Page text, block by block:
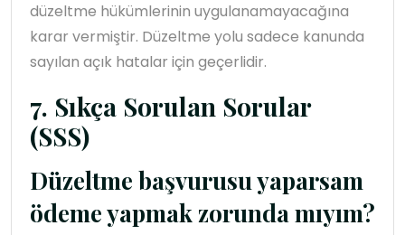
düzeltme hükümlerinin uygulanamayacağına
karar vermiştir. Düzeltme yolu sadece kanunda
sayılan açık hatalar için geçerlidir.
7. Sıkça Sorulan Sorular
(SSS)
Düzeltme başvurusu yaparsam
ödeme yapmak zorunda mıyım?